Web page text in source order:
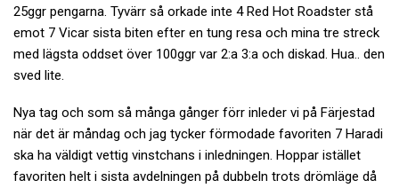
25ggr pengarna. Tyvärr så orkade inte 4 Red Hot Roadster stå
emot 7 Vicar sista biten efter en tung resa och mina tre streck
med lägsta oddset över 100ggr var 2:a 3:a och diskad. Hua.. den
sved lite.
Nya tag och som så många gånger förr inleder vi på Färjestad
när det är måndag och jag tycker förmodade favoriten 7 Haradi
ska ha väldigt vettig vinstchans i inledningen. Hoppar istället
favoriten helt i sista avdelningen på dubbeln trots drömläge då